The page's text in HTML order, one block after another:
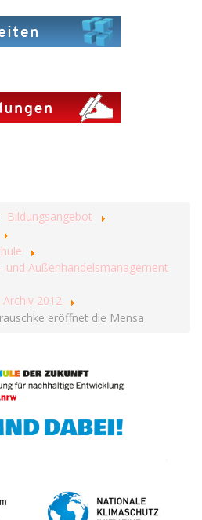
Bildungsangebot
und Außenhandelsmanagement
Archiv 2012
eröffnet die Mensa